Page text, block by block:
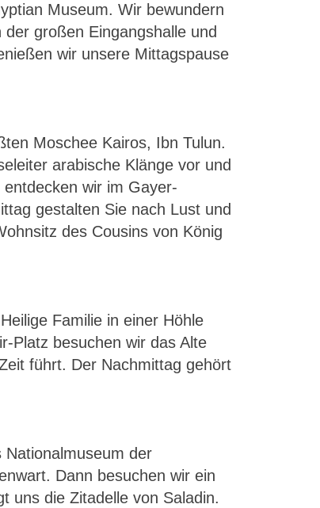
Museum. Wir bewundern
großen Eingangshalle und
wir unsere Mittagspause
Moschee Kairos, Ibn Tulun.
arabische Klänge vor und
wir im Gayer-
gestalten Sie nach Lust und
des Cousins von König
Familie in einer Höhle
Platz besuchen wir das Alte
führt. Der Nachmittag gehört
der
Dann besuchen wir ein
uns die Zitadelle von Saladin.